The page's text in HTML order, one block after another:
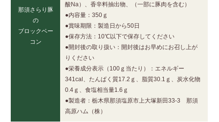
那須さらり豚
の
ブロックベー
コン
酸Na）、香辛料抽出物、（一部に豚肉を含む）
●内容量：350ｇ
●賞味期限：製造日から50日
●保存方法：10℃以下で保存してください
●開封後の取り扱い：開封後はお早めにお召し上が
りください
●栄養成分表示（100ｇ当たり）：エネルギー
341cal、たんぱく質17.2ｇ、脂質30.1ｇ、炭水化物
0.4ｇ、食塩相当量1.6ｇ
●製造者：栃木県那須塩原市上大塚新田33-3 那須
高原ハム（株）